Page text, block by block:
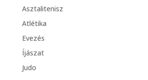
Asztalitenisz
Atlétika
Evezés
Íjászat
Judo